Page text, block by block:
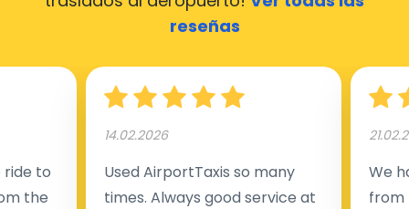
reseñas
to
the
14.02.2026
Used AirportTaxis so many
times. Always good service at
We
from